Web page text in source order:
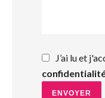
J’ai lu et
ENVOYER